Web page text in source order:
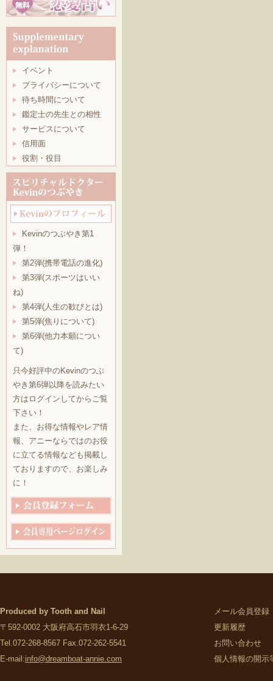
イベント
プライバシーについて
待ち時間について
鑑定士の先生との相性
サービスについて
信用面
役割・役目
Kevinのつぶやき第1
弾！
第2弾(携帯電話の進化)
第3弾(スポーツはいい
ね)
第4弾(人生の歓びとは)
第5弾(焦りについて)
第6弾(他力本願につい
て)
只今好評中のKevinのつぶ
やき第6弾以降を読みたい
方はログインしてからご覧
下さい！
また、お得な情報やレア情
報、アニーならではのお役
に立てる情報なども掲載し
ておりますので、お楽しみ
に！
Produced by Tooth and Nail
〒592-0002 大阪府高石市羽衣1-6-29
Tel.072-268-8567 Fax.072-262-5541
E-mail:info@dreamboat-annie.com
メール会員登録
更新履歴
お問い合わせ
個人情報の開示